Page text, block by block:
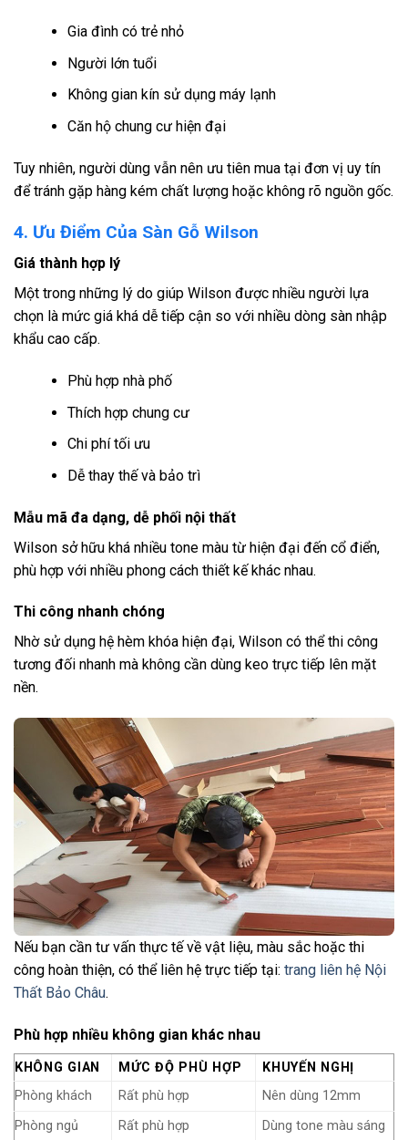
Gia đình có trẻ nhỏ
Người lớn tuổi
Không gian kín sử dụng máy lạnh
Căn hộ chung cư hiện đại
Tuy nhiên, người dùng vẫn nên ưu tiên mua tại đơn vị uy tín
để tránh gặp hàng kém chất lượng hoặc không rõ nguồn gốc.
4. Ưu Điểm Của Sàn Gỗ Wilson
Giá thành hợp lý
Một trong những lý do giúp Wilson được nhiều người lựa
chọn là mức giá khá dễ tiếp cận so với nhiều dòng sàn nhập
khẩu cao cấp.
Phù hợp nhà phố
Thích hợp chung cư
Chi phí tối ưu
Dễ thay thế và bảo trì
Mẫu mã đa dạng, dễ phối nội thất
Wilson sở hữu khá nhiều tone màu từ hiện đại đến cổ điển,
phù hợp với nhiều phong cách thiết kế khác nhau.
Thi công nhanh chóng
Nhờ sử dụng hệ hèm khóa hiện đại, Wilson có thể thi công
tương đối nhanh mà không cần dùng keo trực tiếp lên mặt
nền.
Nếu bạn cần tư vấn thực tế về vật liệu, màu sắc hoặc thi
công hoàn thiện, có thể liên hệ trực tiếp tại: trang liên hệ Nội
Thất Bảo Châu.
Phù hợp nhiều không gian khác nhau
KHÔNG GIAN MỨC ĐỘ PHÙ HỢP
KHUYẾN NGHỊ
Phòng khách
Rất phù hợp
Nên dùng 12mm
Phòng ngủ
Rất phù hợp
Dùng tone màu sáng